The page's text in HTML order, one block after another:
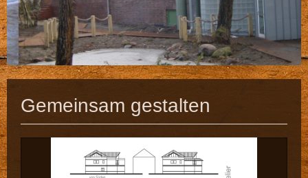
Gemeinsam gestalten